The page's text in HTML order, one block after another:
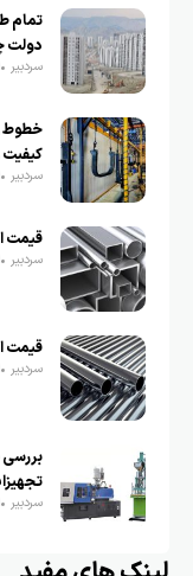
تمام
دولت
سردبیر
خطوط
کیفیت
سردبیر
قیمت
سردبیر
قیمت
سردبیر
بررسی
سردبیر